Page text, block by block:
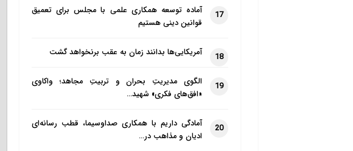
17
آماده توسعه همکاری علمی با مجلس برای تعمیق
قوانین دینی هستیم
18 آمریکایی‌ها بدانند زمان به عقب برنخواهد گشت
19
الگوی مدیریتِ بحران و تربیتِ مجاهد؛ واکاوی
«افق‌های فکری» شهید…
20
آمادگی داریم با همکاری صداوسیما، قطب رسانه‌ای
ادیان و مذاهب در…